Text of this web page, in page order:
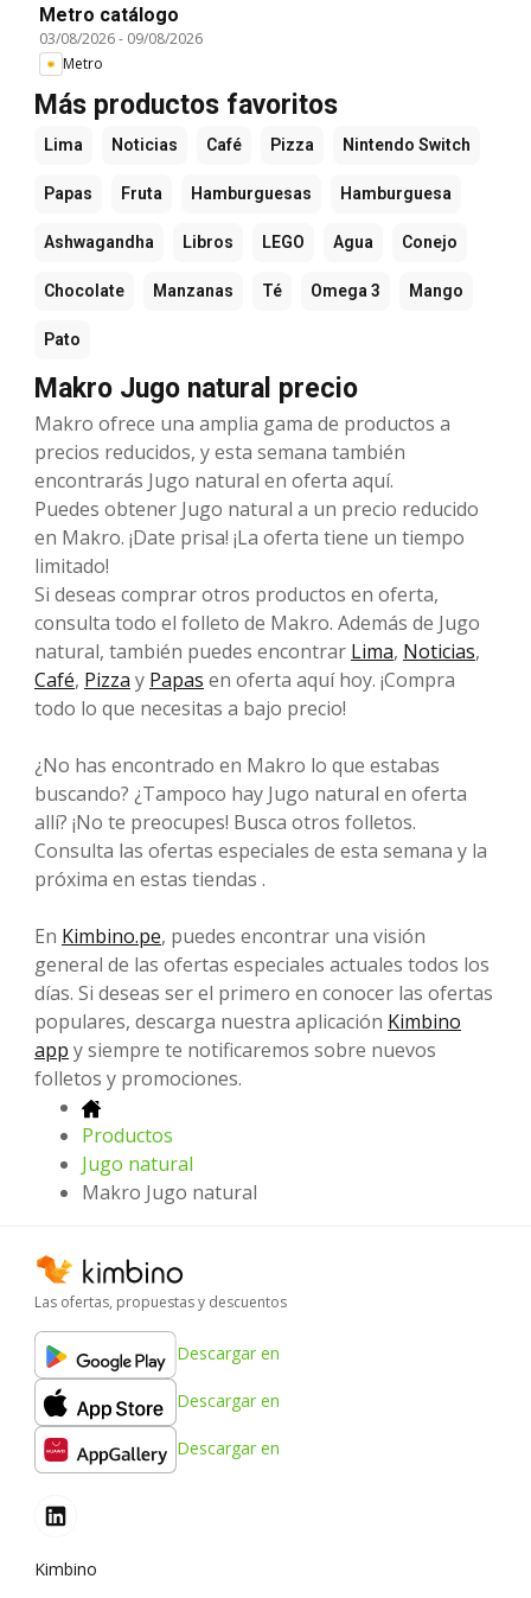
Metro catálogo
03/08/2026- 09/08/2026
Metro
Más productos favoritos
Lima Noticias Café Pizza Nintendo Switch
Papas Fruta Hamburguesas Hamburguesa
Ashwagandha Libros LEGO Agua Conejo
Chocolate Manzanas Té Omega 3 Mango
Pato
Makro Jugo natural precio
Makro ofrece una amplia gama de productos a
precios reducidos, y esta semana también
encontrarás Jugo natural en oferta aquí.
Puedes obtener Jugo natural a un precio reducido
en Makro. ¡Date prisa! ¡La oferta tiene un tiempo
limitado!
Si deseas comprar otros productos en oferta,
consulta todo el folleto de Makro. Además de Jugo
natural, también puedes encontrar Lima, Noticias,
Café, Pizza y Papas en oferta aquí hoy. ¡Compra
todo lo que necesitas a bajo precio!
¿No has encontrado en Makro lo que estabas
buscando? ¿Tampoco hay Jugo natural en oferta
allí? ¡No te preocupes! Busca otros folletos.
Consulta las ofertas especiales de esta semana y la
próxima en estas tiendas .
En Kimbino.pe, puedes encontrar una visión
general de las ofertas especiales actuales todos los
días. Si deseas ser el primero en conocer las ofertas
populares, descarga nuestra aplicación Kimbino
app y siempre te notificaremos sobre nuevos
folletos y promociones.
Productos
Jugo natural
Makro Jugo natural
Las ofertas, propuestas y descuentos
Descargar en
Descargar en
Descargar en
Kimbino